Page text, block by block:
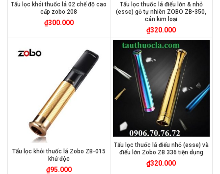
Tẩu lọc khói thuốc lá 02 chế độ cao
cấp zobo 208
₫300.000
Tẩu lọc thuốc lá điếu lớn & nhỏ
(esse) gỗ tự nhiên ZOBO ZB-350,
cán kim loại
₫320.000
Tẩu lọc khói thuốc lá Zobo ZB-015
khử độc
₫95.000
Tẩu lọc thuốc lá điếu nhỏ (esse) và
điếu lớn Zobo ZB 336 tiện dụng
₫320.000